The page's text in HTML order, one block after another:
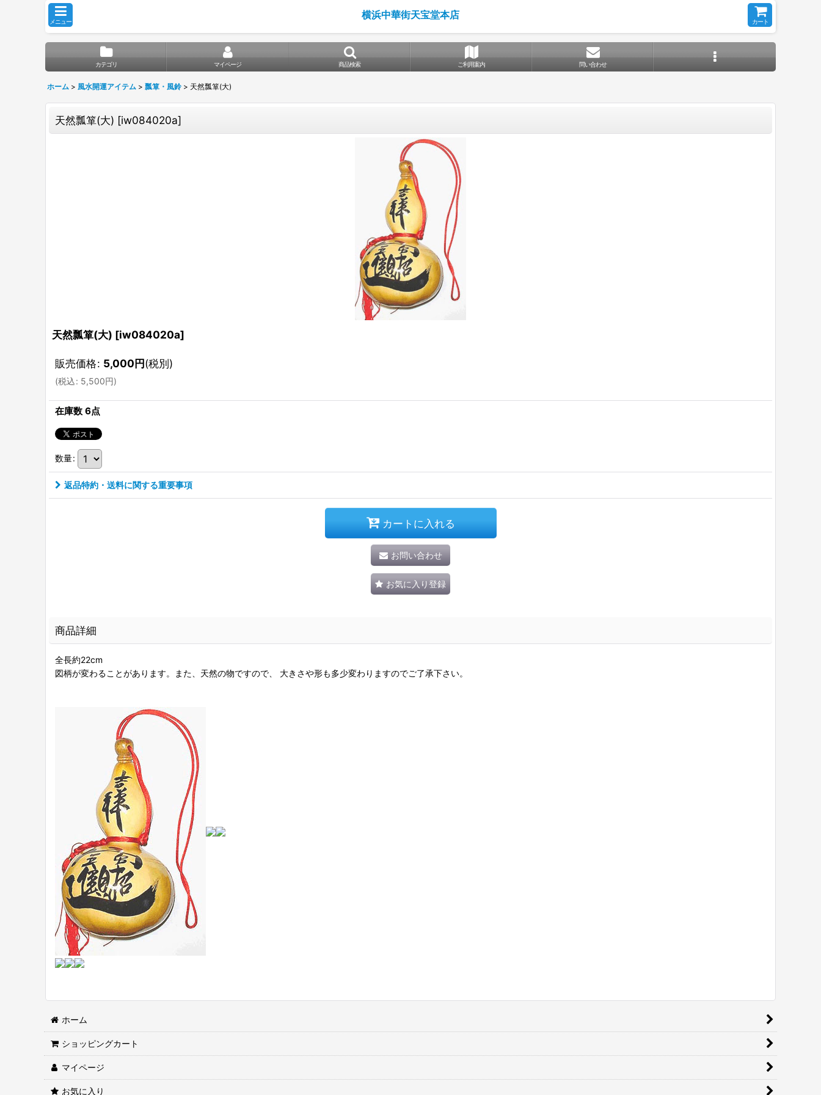
メニュー
横浜中華街天宝堂本店
カート
カテゴリ マイページ 商品検索 ご利用案内 問い合わせ
ホーム > 風水開運アイテム > 瓢箪・風鈴 > 天然瓢箪(大)
天然瓢箪(大) [iw084020a]
天然瓢箪(大) [iw084020a]
販売価格: 5,000円(税別)
(税込: 5,500円)
在庫数 6点
数量:
返品特約・送料に関する重要事項
カートに入れる
お問い合わせ
お気に入り登録
商品詳細
全長約22cm
図柄が変わることがあります。また、天然の物ですので、 大きさや形も多少変わりますのでご了承下さい。
ホーム
ショッピングカート
マイページ
お気に入り